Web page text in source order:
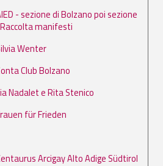
- sezione di Bolzano poi sezione
manifesti
Wenter
Club Bolzano
Nadalet e Rita Stenico
für Frieden
Arcigay Alto Adige Südtirol